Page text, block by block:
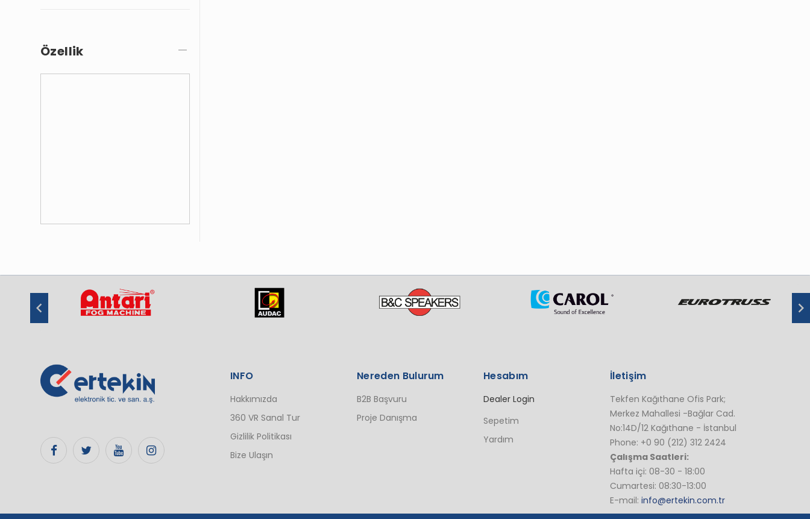
Özellik
INFO
Hakkımızda
360 VR Sanal Tur
Gizlilik Politikası
Bize Ulaşın
Nereden Bulurum
B2B Başvuru
Proje Danışma
Hesabım
Dealer Login
Sepetim
Yardım
İletişim
Tekfen Kağıthane Ofis Park;
Merkez Mahallesi -Bağlar Cad.
No:14D/12 Kağıthane - İstanbul
Phone: +0 90 (212) 312 2424
Çalışma Saatleri:
Hafta içi: 08-30 - 18:00
Cumartesi: 08:30-13:00
E-mail: info@ertekin.com.tr